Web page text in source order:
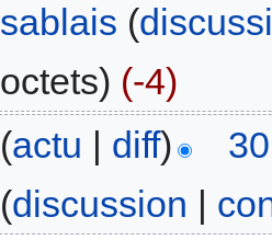
sablais (
octets) (-4)
(actu | diff)
(discussion |